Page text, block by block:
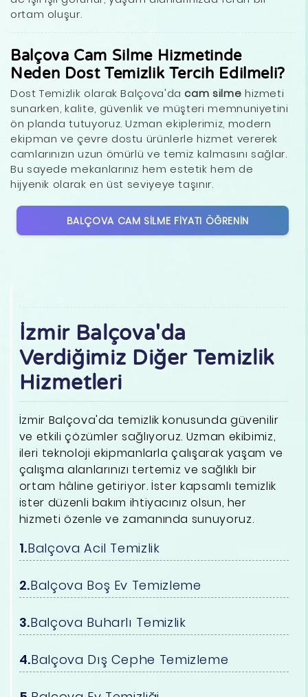
ortam oluşur.
Balçova Cam Silme Hizmetinde
Neden Dost Temizlik Tercih Edilmeli?
Dost Temizlik olarak Balçova'da cam silme hizmeti
sunarken, kalite, güvenlik ve müşteri memnuniyetini
ön planda tutuyoruz. Uzman ekiplerimiz, modern
ekipman ve çevre dostu ürünlerle hizmet vererek
camlarınızın uzun ömürlü ve temiz kalmasını sağlar.
Bu sayede mekanlarınız hem estetik hem de
hijyenik olarak en üst seviyeye taşınır.
BALÇOVA CAM SILME FIYATI ÖĞRENIN
İzmir Balçova'da
Verdiğimiz Diğer Temizlik
Hizmetleri
İzmir Balçova'da temizlik konusunda güvenilir
ve etkili çözümler sağlıyoruz. Uzman ekibimiz,
ileri teknoloji ekipmanlarla çalışarak yaşam ve
çalışma alanlarınızı tertemiz ve sağlıklı bir
ortam hâline getiriyor. İster kapsamlı temizlik
ister düzenli bakım ihtiyacınız olsun, her
hizmeti özenle ve zamanında sunuyoruz.
Balçova Acil Temizlik
Balçova Boş Ev Temizleme
Balçova Buharlı Temizlik
Balçova Dış Cephe Temizleme